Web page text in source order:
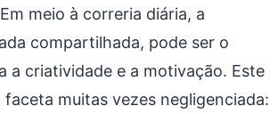
meio à correria diária, a
compartilhada, pode ser o
a criatividade e a motivação. Este
muitas vezes negligenciada: